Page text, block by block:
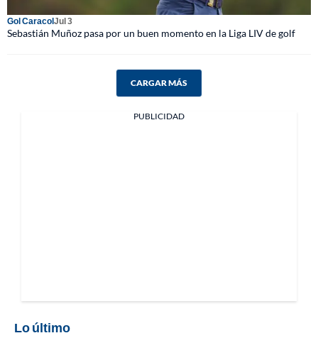
Gol CaracolJul 3
Sebastián Muñoz pasa por un buen momento en la Liga LIV de golf
CARGAR MÁS
PUBLICIDAD
Lo último